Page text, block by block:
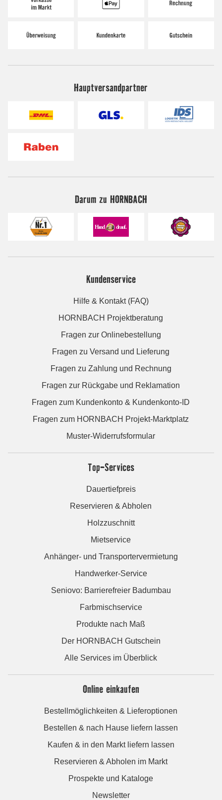
Hauptversandpartner
Darum zu HORNBACH
Kundenservice
Hilfe & Kontakt (FAQ)
HORNBACH Projektberatung
Fragen zur Onlinebestellung
Fragen zu Versand und Lieferung
Fragen zu Zahlung und Rechnung
Fragen zur Rückgabe und Reklamation
Fragen zum Kundenkonto & Kundenkonto-ID
Fragen zum HORNBACH Projekt-Marktplatz
Muster-Widerrufsformular
Top-Services
Dauertiefpreis
Reservieren & Abholen
Holzzuschnitt
Mietservice
Anhänger- und Transportervermietung
Handwerker-Service
Seniovo: Barrierefreier Badumbau
Farbmischservice
Produkte nach Maß
Der HORNBACH Gutschein
Alle Services im Überblick
Online einkaufen
Bestellmöglichkeiten & Lieferoptionen
Bestellen & nach Hause liefern lassen
Kaufen & in den Markt liefern lassen
Reservieren & Abholen im Markt
Prospekte und Kataloge
Newsletter